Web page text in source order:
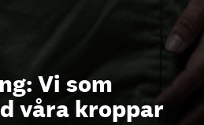
Vi som
våra kroppar